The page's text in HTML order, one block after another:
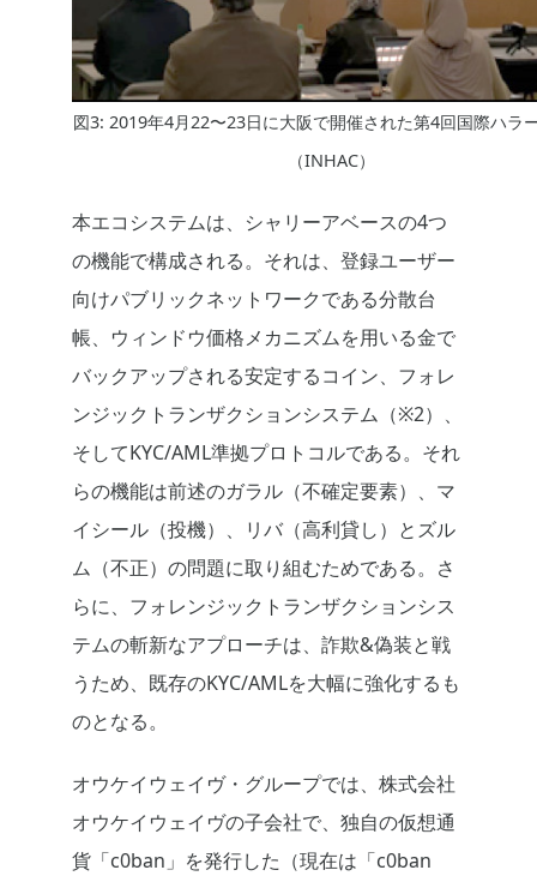
図3: 2019年4月22〜23日に大阪で開催された第4回国際ハラ
（INHAC）
本エコシステムは、シャリーアベースの4つ
の機能で構成される。それは、登録ユーザー
向けパブリックネットワークである分散台
帳、ウィンドウ価格メカニズムを用いる金で
バックアップされる安定するコイン、フォレ
ンジックトランザクションシステム（※2）、
そしてKYC/AML準拠プロトコルである。それ
らの機能は前述のガラル（不確定要素）、マ
イシール（投機）、リバ（高利貸し）とズル
ム（不正）の問題に取り組むためである。さ
らに、フォレンジックトランザクションシス
テムの斬新なアプローチは、詐欺&偽装と戦
うため、既存のKYC/AMLを大幅に強化するも
のとなる。
オウケイウェイヴ・グループでは、株式会社
オウケイウェイヴの子会社で、独自の仮想通
貨「c0ban」を発行した（現在は「c0ban